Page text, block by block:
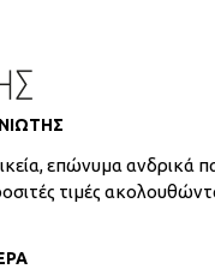
επώνυμα ανδρικά
τιμές